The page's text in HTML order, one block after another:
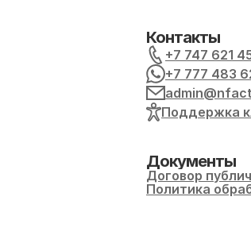
Контакты
+7 747 621
+7 777 483
Поддержка
Документы
Договор
Политика